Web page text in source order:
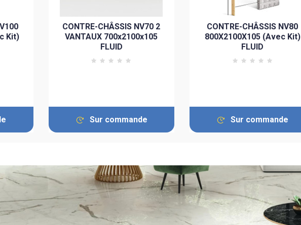
Kit)
CONTRE-CHÂSSIS NV70 2
VANTAUX 700x2100x105
FLUID
Sur commande
CONTRE-CHÂSSIS NV80
800X2100X105 (Avec Kit)
FLUID
Sur commande